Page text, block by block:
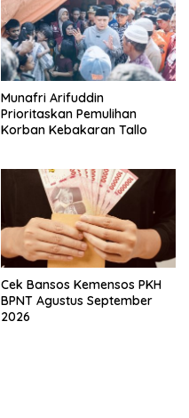
Munafri Arifuddin
Prioritaskan Pemulihan
Korban Kebakaran Tallo
Cek Bansos Kemensos PKH
BPNT Agustus September
2026